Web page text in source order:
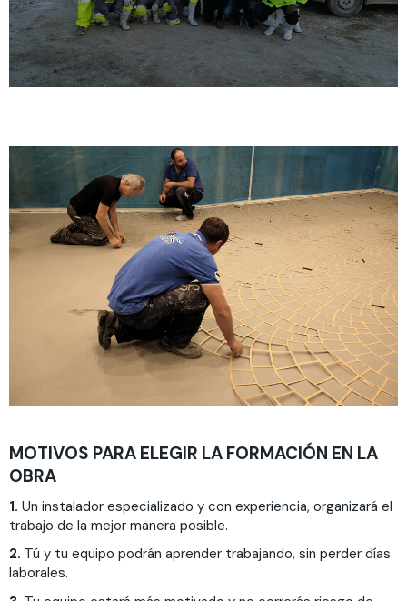
MOTIVOS PARA ELEGIR LA FORMACIÓN EN LA
OBRA
1. Un instalador especializado y con experiencia, organizará el
trabajo de la mejor manera posible.
2. Tú y tu equipo podrán aprender trabajando, sin perder días
laborales.